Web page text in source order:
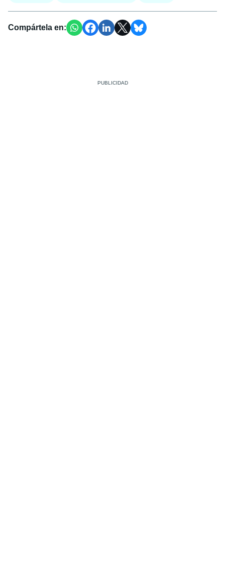
Compártela en: